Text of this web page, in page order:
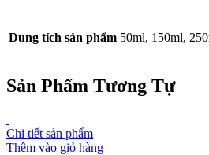
Dung tích sản phẩm 50ml, 150ml,
Sản Phẩm Tương Tự
Chi tiết sản phẩm
Thêm vào giỏ hàng